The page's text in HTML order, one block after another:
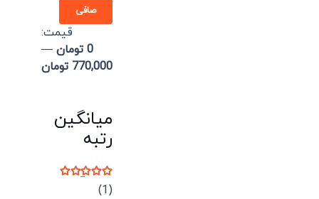
صافی
قيمت:
0 تومان
—
770,000 تومان
میانگین
رتبه
نمره(1)